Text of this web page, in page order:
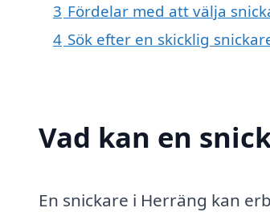
3 Fördelar med att välja
4 Sök efter en skicklig
Vad kan en
En snickare i Herräng kan